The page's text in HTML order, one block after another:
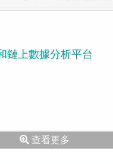
鏈上數據分析平台
查看更多